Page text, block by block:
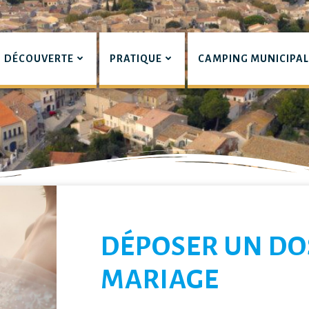
DÉCOUVERTE PRATIQUE CAMPING MUNICIPAL
DÉPOSER UN
MARIAGE